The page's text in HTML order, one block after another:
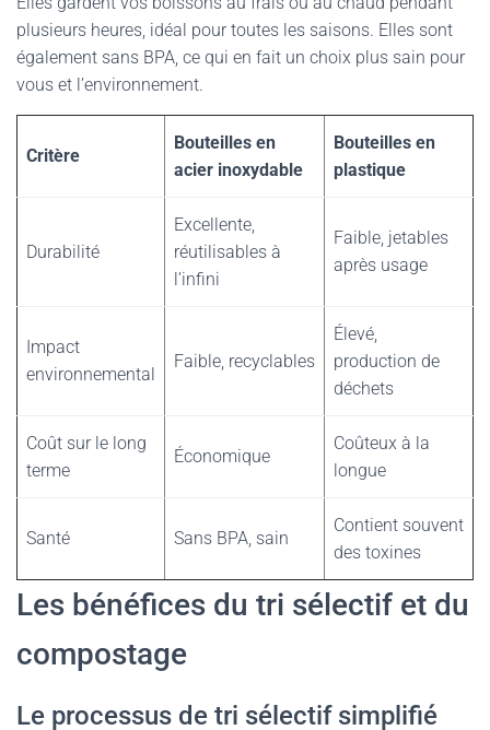
plusieurs heures, idéal pour toutes les saisons. Elles sont
également sans BPA, ce qui en fait un choix plus sain pour
vous et l’environnement.
Critère
Bouteilles en
acier inoxydable
Bouteilles en
plastique
Durabilité
Excellente,
réutilisables à
l’infini
Faible, jetables
après usage
Impact
environnemental
Faible, recyclables
Élevé,
production de
déchets
Coût sur le long
terme
Économique
Coûteux à la
longue
Santé Sans BPA, sain
Contient souvent
des toxines
Les bénéfices du tri sélectif et du
compostage
Le processus de tri sélectif simplifié